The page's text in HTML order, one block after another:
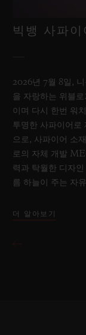
빅뱅 사파
2026년 7월 8일,
을 자랑하는 위블
이며 다시 한번 워
투명한 사파이어로
으로, 사파이어 소
로의 자체 개발
력과 탁월한 디자
름 하늘이 주는 자
더 알아보기